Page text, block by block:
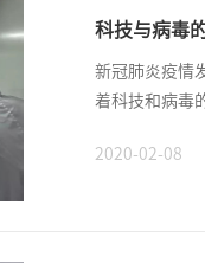
科技与病毒
新冠肺炎疫情
着科技和病毒
2020-02-08